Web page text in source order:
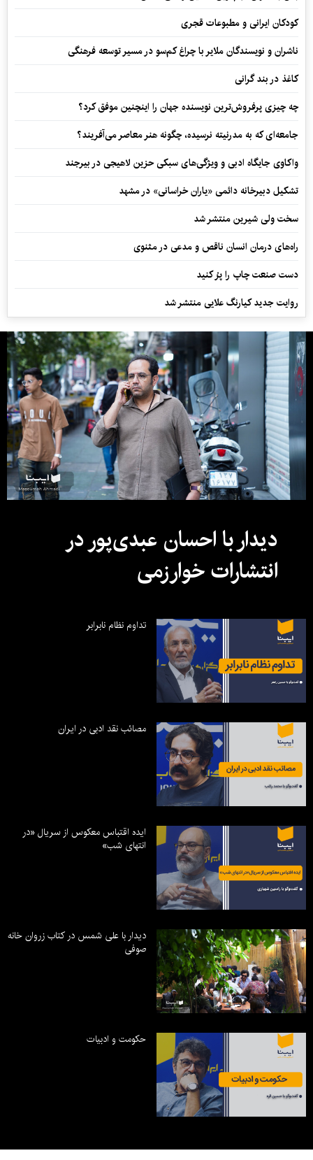
کودکان ایرانی و مطبوعات قجری
ناشران و نویسندگان ملایر با چراغ کم‌سو در مسیر توسعه فرهنگی
کاغذ در بند گرانی
چه چیزی پرفروش‌ترین نویسنده جهان را اینچنین موفق کرد؟
جامعه‌ای که به مدرنیته نرسیده، چگونه هنر معاصر می‌آفریند؟
واکاوی جایگاه ادبی و ویژگی‌های سبکی حزین لاهیجی در بیرجند
تشکیل دبیرخانه دائمی «یاران خراسانی» در مشهد
سخت ولی شیرین منتشر شد
راه‌های درمان انسان ناقص و مدعی در مثنوی
دست صنعت چاپ را پرُ کنید
روایت جدید کیارنگ علایی منتشر شد
دیدار با احسان عبدی‌پور در
انتشارات خوارزمی
تداوم نظام نابرابر
مصائب نقد ادبی در ایران
ایده اقتباس معکوس از سریال «در
انتهای شب»
دیدار با علی شمس در کتاب زروان خانه
صوفی
حکومت و ادبیات